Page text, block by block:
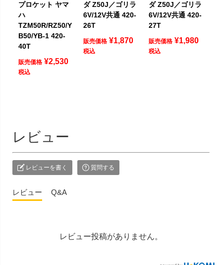
プロケット ヤマ
ハ
TZM50R/RZ50/Y
B50/YB-1 420-
40T
販売価格 ¥2,530
税込
ダ Z50J／ゴリラ
6V/12V共通 420-
26T
販売価格 ¥1,870
税込
ダ Z50J／ゴリラ
6V/12V共通 420-
27T
販売価格 ¥1,980
税込
レビュー
レビューを書く 質問する
レビュー Q&A
レビュー投稿がありません。